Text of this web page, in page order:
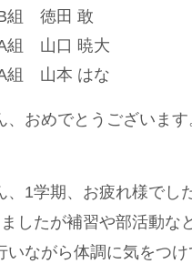
組 徳田 敢
組 山口 暁大
組 山本 はな
、おめでとうございます
、1学期、お疲れ様でし
したが補習や部活動な
いながら体調に気をつ